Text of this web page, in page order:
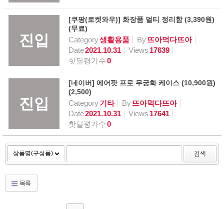
진입
[쿠팡(로켓와우)] 화장품 멀티 정리함 (3,390원)
(무료)
Category생활용품 By뜨아먹다뜨아
Date2021.10.31 Views 17639
핫딜평가수0
진입
[네이버] 에어팟 프로 무궁화 케이스 (10,900원)
(2,500)
Category기타 By뜨아먹다뜨아
Date2021.10.31 Views 17641
핫딜평가수0
검색
목록